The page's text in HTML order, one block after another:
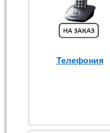
Телефония